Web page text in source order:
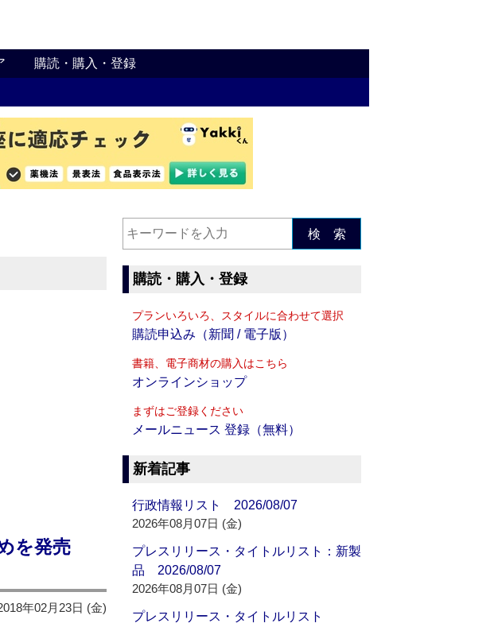
購読・購入・登録
を発売
年02月23日 (金)
検 索
購読・購入・登録
プランいろいろ、スタイルに合わせて選択
購読申込み（新聞 / 電子版）
書籍、電子商材の購入はこちら
オンラインショップ
まずはご登録ください
メールニュース 登録（無料）
新着記事
行政情報リスト 2026/08/07
2026年08月07日 (金)
プレスリリース・タイトルリスト：新製
品 2026/08/07
2026年08月07日 (金)
プレスリリース・タイトルリスト